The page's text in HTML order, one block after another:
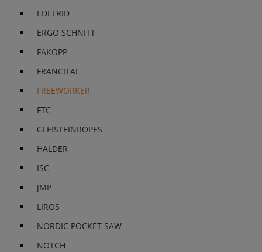
EDELRID
ERGO SCHNITT
FAKOPP
FRANCITAL
FREEWORKER
FTC
GLEISTEINROPES
HALDER
ISC
JMP
LIROS
NORDIC POCKET SAW
NOTCH